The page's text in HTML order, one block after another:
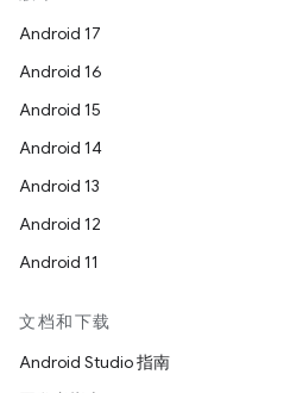
Android 17
Android 16
Android 15
Android 14
Android 13
Android 12
Android 11
文档和下载
Android Studio 指南